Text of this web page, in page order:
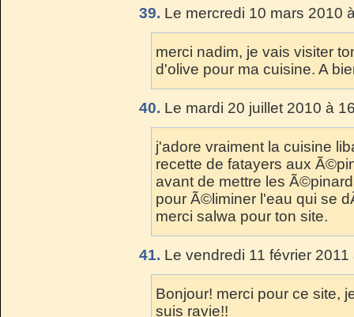
39. Le mercredi 10 mars 2010
merci nadim, je vais visiter
d'olive pour ma cuisine. A
40. Le mardi 20 juillet 2010 à
j'adore vraiment la cuisine
recette de fatayers aux
avant de mettre les
pour Ã©liminer l'eau qui se
merci salwa pour ton site.
41. Le vendredi 11 février
Bonjour! merci pour ce site,
suis ravie!!